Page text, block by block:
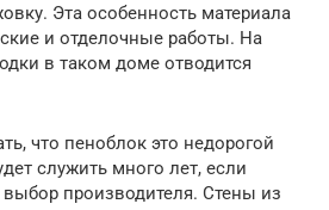
Эта особенность материала
и отделочные работы. На
в таком доме отводится
что пеноблок это недорогой
служить много лет, если
производителя. Стены из